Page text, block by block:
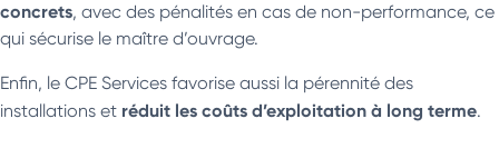
concrets, avec des pénalités en cas de non-performance, ce
qui sécurise le maître d’ouvrage.
Enfin, le CPE Services favorise aussi la pérennité des
installations et réduit les coûts d’exploitation à long terme.